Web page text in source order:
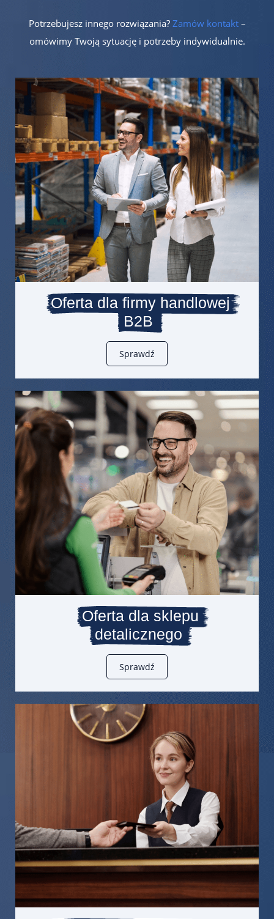
Potrzebujesz innego rozwiązania? Zamów kontakt–
omówimy Twoją sytuację i potrzeby indywidualnie.
Oferta dla firmy handlowej
B2B
Sprawdź
Oferta dla sklepu
detalicznego
Sprawdź